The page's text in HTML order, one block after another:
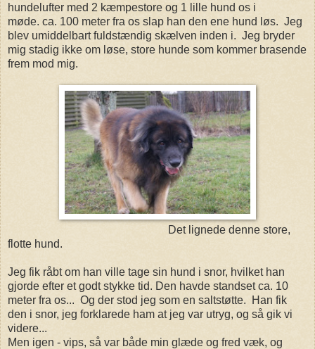
hundelufter med 2 kæmpestore og 1 lille hund os i
møde. ca. 100 meter fra os slap han den ene hund løs. Jeg
blev umiddelbart fuldstændig skælven inden i. Jeg bryder
mig stadig ikke om løse, store hunde som kommer brasende
frem mod mig.
Det lignede denne store,
flotte hund.
Jeg fik råbt om han ville tage sin hund i snor, hvilket han
gjorde efter et godt stykke tid. Den havde standset ca. 10
meter fra os... Og der stod jeg som en saltstøtte. Han fik
den i snor, jeg forklarede ham at jeg var utryg, og så gik vi
videre...
Men igen - vips, så var både min glæde og fred væk, og